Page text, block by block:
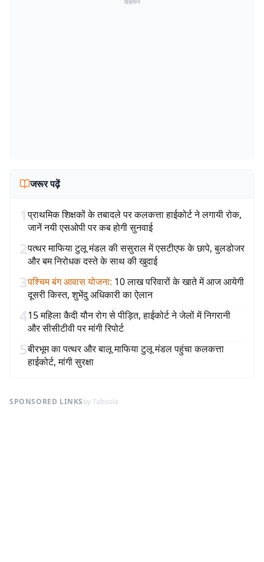
विज्ञापन
जरूर पढ़ें
1प्राथमिक शिक्षकों के तबादले पर कलकत्ता हाईकोर्ट ने लगायी रोक,
जानें नयी एसओपी पर कब होगी सुनवाई
2पत्थर माफिया टुलू मंडल की ससुराल में एसटीएफ के छापे, बुलडोजर
और बम निरोधक दस्ते के साथ की खुदाई
3पश्चिम बंग आवास योजना: 10 लाख परिवारों के खाते में आज आयेगी
दूसरी किस्त, शुभेंदु अधिकारी का ऐलान
415 महिला कैदी यौन रोग से पीड़ित, हाईकोर्ट ने जेलों में निगरानी
और सीसीटीवी पर मांगी रिपोर्ट
5बीरभूम का पत्थर और बालू माफिया टुलू मंडल पहुंचा कलकत्ता
हाईकोर्ट, मांगी सुरक्षा
SPONSORED LINKSby Taboola